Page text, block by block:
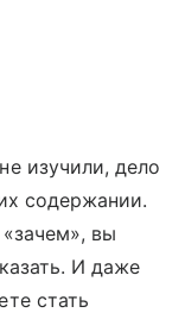
изучили, дело
содержании.
вы
И даже
стать